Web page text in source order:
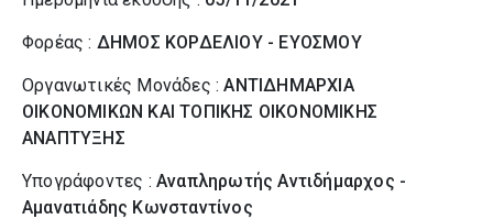
Φορέας : ΔΗΜΟΣ ΚΟΡΔΕΛΙΟΥ - ΕΥΟΣΜΟΥ
Οργανωτικές Μονάδες :ΑΝΤΙΔΗΜΑΡΧΙΑ
ΟΙΚΟΝΟΜΙΚΩΝ ΚΑΙ ΤΟΠΙΚΗΣ ΟΙΚΟΝΟΜΙΚΗΣ
ΑΝΑΠΤΥΞΗΣ
Υπογράφοντες : Αναπληρωτής Αντιδήμαρχος -
Αμανατιάδης Κωνσταντίνος